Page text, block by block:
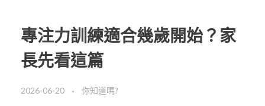
專注力訓練適合幾歲開始？家
長先看這篇
2026-06-20 你知道嗎?